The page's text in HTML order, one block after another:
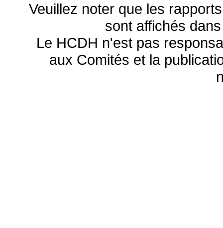
Veuillez noter que les
sont affichés
Le HCDH n'est pas
aux Comités et la